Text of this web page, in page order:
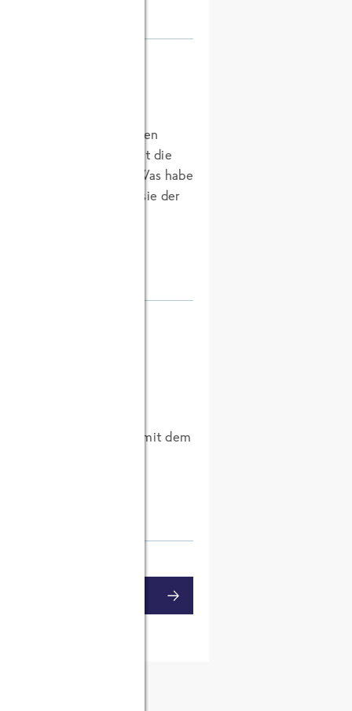
man als Koch nicht den
stärker polarisiert, ist die
getrennt zu reichen). Was habe
Esser hassen, weil sie der
sonst wird das nichts mit dem